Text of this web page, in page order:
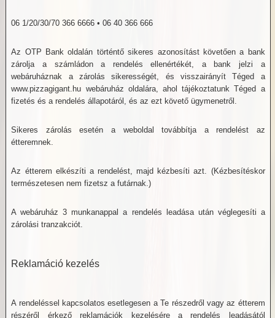
06 1/20/30/70 366 6666 • 06 40 366 666
Az OTP Bank oldalán történtő sikeres azonosítást követően a bank
zárolja a számládon a rendelés ellenértékét, a bank jelzi a
webáruháznak a zárolás sikerességét, és visszairányít Téged a
www.pizzagigant.hu webáruház oldalára, ahol tájékoztatunk Téged a
fizetés és a rendelés állapotáról, és az ezt követő ügymenetről.
Sikeres zárolás esetén a weboldal továbbítja a rendelést az
étteremnek.
Az étterem elkészíti a rendelést, majd kézbesíti azt. (Kézbesítéskor
természetesen nem fizetsz a futárnak.)
A webáruház 3 munkanappal a rendelés leadása után véglegesíti a
zárolási tranzakciót.
Reklamáció kezelés
A rendeléssel kapcsolatos esetlegesen a Te részedről vagy az étterem
részéről érkező reklamációk kezelésére a rendelés leadásától